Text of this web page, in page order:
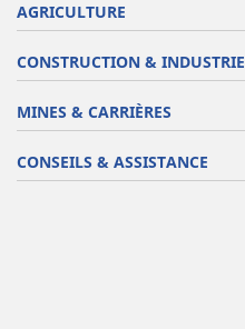
AGRICULTURE
CONSTRUCTION & INDUSTRIE
MINES & CARRIÈRES
CONSEILS & ASSISTANCE